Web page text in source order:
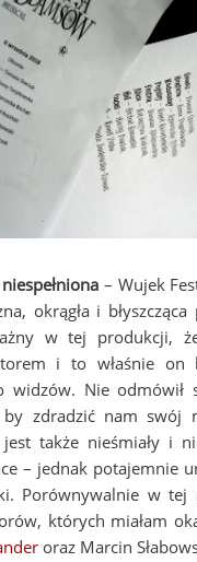
– Wujek
okrągła i
w tej produkcji,
i to właśnie on
widzów. Nie odmówił
zdradzić nam swój
jest także nieśmiały i
– jednak potajemnie
Porównywalnie w tej
których miałam
oraz Marcin